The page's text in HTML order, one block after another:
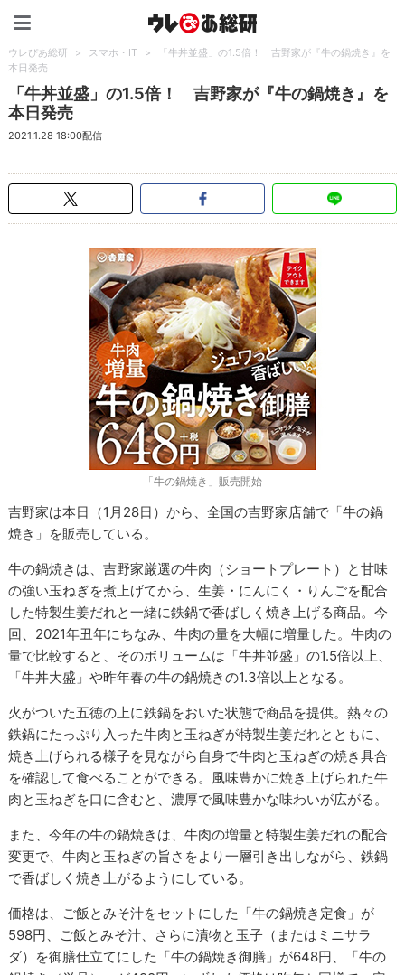
ウレぴあ総研 > スマホ・IT >
「牛丼並盛」の1.5倍！ 吉野家が『牛の鍋焼き』を
本日発売
「牛丼並盛」の1.5倍！ 吉野家が『牛の鍋焼き』を
本日発売
2021.1.28 18:00配信
「牛の鍋焼き」販売開始
吉野家は本日（1月28日）から、全国の吉野家店舗で「牛の鍋
焼き」を販売している。
牛の鍋焼きは、吉野家厳選の牛肉（ショートプレート）と甘味
の強い玉ねぎを煮上げてから、生姜・にんにく・りんごを配合
した特製生姜だれと一緒に鉄鍋で香ばしく焼き上げる商品。今
回、2021年丑年にちなみ、牛肉の量を大幅に増量した。牛肉の
量で比較すると、そのボリュームは「牛丼並盛」の1.5倍以上、
「牛丼大盛」や昨年春の牛の鍋焼きの1.3倍以上となる。
火がついた五徳の上に鉄鍋をおいた状態で商品を提供。熱々の
鉄鍋にたっぷり入った牛肉と玉ねぎが特製生姜だれとともに、
焼き上げられる様子を見ながら自身で牛肉と玉ねぎの焼き具合
を確認して食べることができる。風味豊かに焼き上げられた牛
肉と玉ねぎを口に含むと、濃厚で風味豊かな味わいが広がる。
また、今年の牛の鍋焼きは、牛肉の増量と特製生姜だれの配合
変更で、牛肉と玉ねぎの旨さをより一層引き出しながら、鉄鍋
で香ばしく焼き上がるようにしている。
価格は、ご飯とみそ汁をセットにした「牛の鍋焼き定食」が
598円、ご飯とみそ汁、さらに漬物と玉子（またはミニサラ
ダ）を御膳仕立てにした「牛の鍋焼き御膳」が648円、「牛の